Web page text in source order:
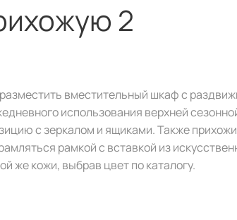
2
вместительный шкаф с
использования верхней
с зеркалом и ящиками. Также
рамкой с вставкой из
же кожи, выбрав цвет по каталогу.